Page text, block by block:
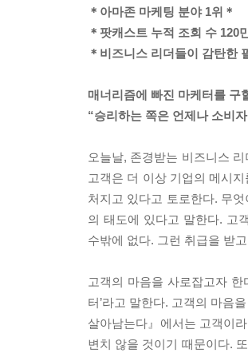
＊아마존 마케팅 분야 1위＊
＊팟캐스트 누적 조회 수 120
＊비즈니스 리더들이 감탄한
매너리즘에 빠진 마케터를 구
“승리하는 쪽은 언제나 소비
오늘날, 존경받는 비즈니스
고객은 더 이상 기업의 메시
처지고 있다고 토로한다. 무
의 태도에 있다고 말한다. 고
수밖에 없다. 그런 취급을 받
고객의 마음을 사로잡고자
터’라고 말한다. 고객의 마음
살아남는다』에서는 고객이
변치 않을 것이기 때문이다.